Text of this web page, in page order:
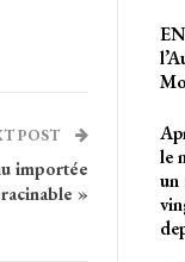
POST
importée
»
le
un